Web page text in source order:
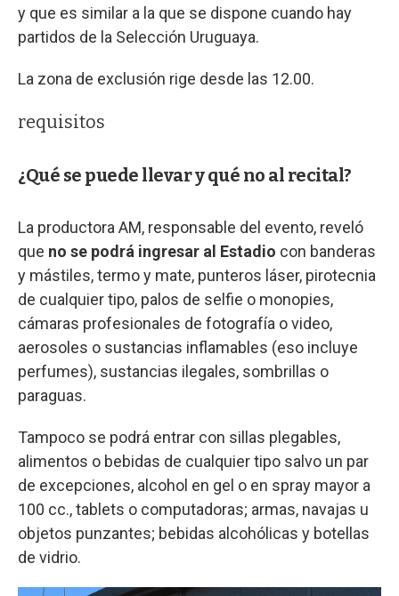
y que es similar a la que se dispone cuando hay
partidos de la Selección Uruguaya.
La zona de exclusión rige desde las 12.00.
requisitos
¿Qué se puede llevar y qué no al recital?
La productora AM, responsable del evento, reveló
que no se podrá ingresar al Estadio con banderas
y mástiles, termo y mate, punteros láser, pirotecnia
de cualquier tipo, palos de selfie o monopies,
cámaras profesionales de fotografía o video,
aerosoles o sustancias inflamables (eso incluye
perfumes), sustancias ilegales, sombrillas o
paraguas.
Tampoco se podrá entrar con sillas plegables,
alimentos o bebidas de cualquier tipo salvo un par
de excepciones, alcohol en gel o en spray mayor a
100 cc., tablets o computadoras; armas, navajas u
objetos punzantes; bebidas alcohólicas y botellas
de vidrio.